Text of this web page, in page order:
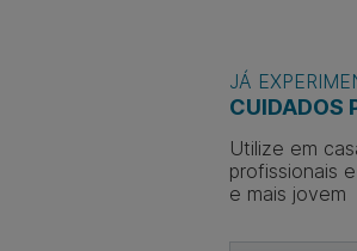
JÁ
CUIDADOS
Utilize em
profissionais
e mais jovem